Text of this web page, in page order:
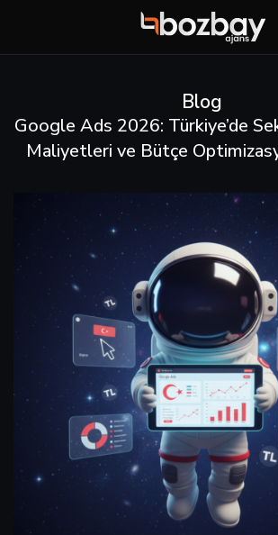
Blog
Google Ads 2026: Türkiye’de
Maliyetleri ve Bütçe